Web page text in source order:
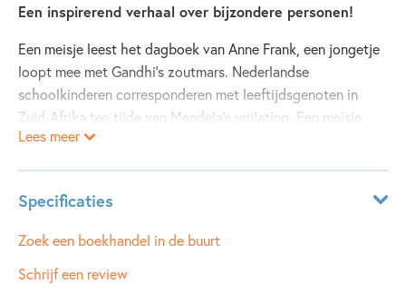
Een inspirerend verhaal over bijzondere personen!
Een meisje leest het dagboek van Anne Frank, een jongetje
loopt mee met Gandhi’s zoutmars. Nederlandse
schoolkinderen corresponderen met leeftijdsgenoten in
Zuid-Afrika ten tijde van Mandela’s vrijlating. Een meisje
vindt de moed om door te gaan in het verhaal van Malala...
moed, kracht en doorzettingsvermogen een stukje mooier
maakten. Bekende en minder bekende mensen die voor
kunnen zijn:
Lees meer
Specificaties
Leeftijdsindicatie: 8 - 99 jaar
ISBN:
9789021685168
Zoek een boekhandel in de buurt
Schrijf een review